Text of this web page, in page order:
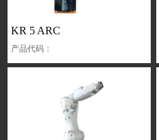
KR 5 ARC
产品代码：